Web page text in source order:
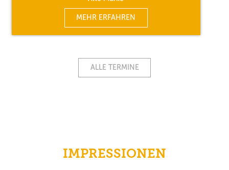
MEHR ERFAHREN
ALLE TERMINE
IMPRESSIONEN